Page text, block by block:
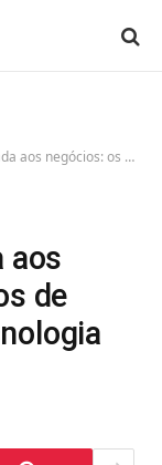
implementar essa tecnologia nas empresas
aos
de